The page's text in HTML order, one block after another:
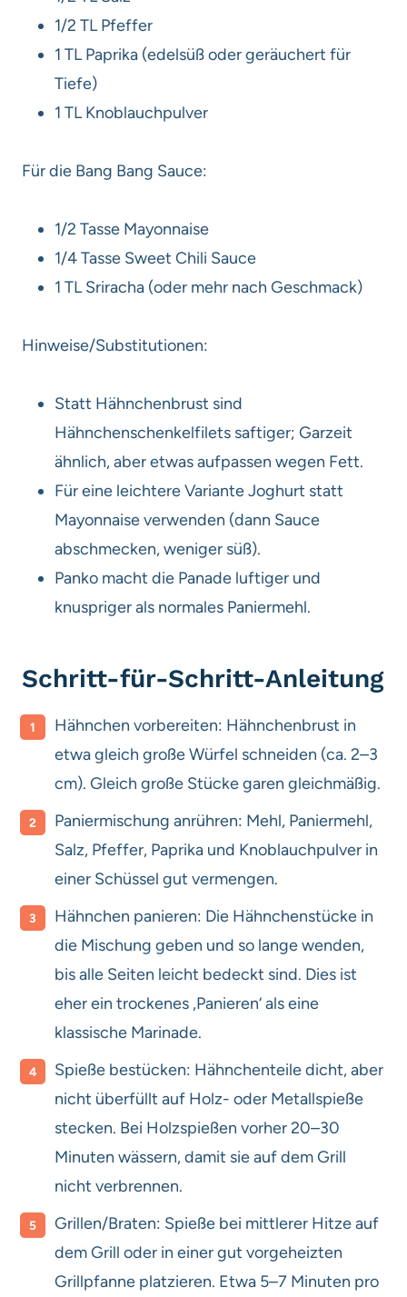
1/2 TL Pfeffer
1 TL Paprika (edelsüß oder geräuchert für
Tiefe)
1 TL Knoblauchpulver
Für die Bang Bang Sauce:
1/2 Tasse Mayonnaise
1/4 Tasse Sweet Chili Sauce
1 TL Sriracha (oder mehr nach Geschmack)
Hinweise/Substitutionen:
Statt Hähnchenbrust sind
Hähnchenschenkelfilets saftiger; Garzeit
ähnlich, aber etwas aufpassen wegen Fett.
Für eine leichtere Variante Joghurt statt
Mayonnaise verwenden (dann Sauce
abschmecken, weniger süß).
Panko macht die Panade luftiger und
knuspriger als normales Paniermehl.
Schritt-für-Schritt-Anleitung
Hähnchen vorbereiten: Hähnchenbrust in
etwa gleich große Würfel schneiden (ca. 2–3
cm). Gleich große Stücke garen gleichmäßig.
Paniermischung anrühren: Mehl, Paniermehl,
Salz, Pfeffer, Paprika und Knoblauchpulver in
einer Schüssel gut vermengen.
Hähnchen panieren: Die Hähnchenstücke in
die Mischung geben und so lange wenden,
bis alle Seiten leicht bedeckt sind. Dies ist
eher ein trockenes ‚Panieren‘ als eine
klassische Marinade.
Spieße bestücken: Hähnchenteile dicht, aber
nicht überfüllt auf Holz- oder Metallspieße
stecken. Bei Holzspießen vorher 20–30
Minuten wässern, damit sie auf dem Grill
nicht verbrennen.
Grillen/Braten: Spieße bei mittlerer Hitze auf
dem Grill oder in einer gut vorgeheizten
Grillpfanne platzieren. Etwa 5–7 Minuten pro